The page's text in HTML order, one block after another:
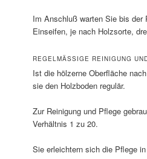
Im Anschluß warten Sie bis der
Einseifen, je nach Holzsorte,
REGELMÄSSIGE REINIGUNG UND
Ist die hölzerne Oberfläche
sie den Holzboden regulär.
Zur Reinigung und Pflege
Verhältnis 1 zu 20.
Sie erleichtern sich die Pflege